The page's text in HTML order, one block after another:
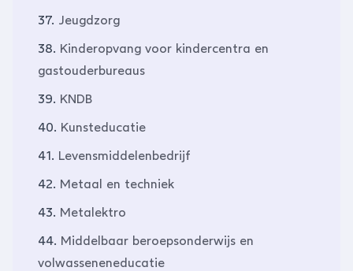
37. Jeugdzorg
38. Kinderopvang voor kindercentra en
gastouderbureaus
39. KNDB
40. Kunsteducatie
41. Levensmiddelenbedrijf
42. Metaal en techniek
43. Metalektro
44. Middelbaar beroepsonderwijs en
volwasseneneducatie